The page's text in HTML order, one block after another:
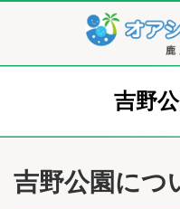
吉野
吉野公園につ